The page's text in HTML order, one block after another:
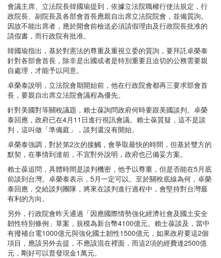
會議主席、立法院長韓國瑜提到，依據立法院職權行使法規定，行
政院長、副院長及各部會首長應親自出席立法院院會，並備質詢。
因故不能出席者，應於開會前檢送必須請假理由及行政院長批准的
請假書，而行政院有批准。
韓國瑜指出，基於對憲法的尊重及重視立委的質詢，要拜託卓榮泰
針對各部會首長，除非是出國或者是特別重要且迫切的公務需要親
自處理，才能予以同意。
卓榮泰說明，立法院會期開始前，他在行政院會都再三要求部會首
長，要親自出席立法院會議程為優先。
針對美國對等關稅議題，賴士葆詢問政府何時要跟美國談判。卓榮
泰回應，政府已在4月11日進行視訊會議。賴士葆質疑，這不是談
判，這叫做「準備庭」，談判還沒有開始。
卓榮泰強調，對於第2次的接觸，會爭取最快的時間，但基於雙方的
默契，在事情到達前，不宜對外說明，政府也已備妥方案。
賴士葆追問，具體時間是談判機密，他予以尊重，但是否能在5月底
前談到台灣。卓榮泰表示，5月一定可以。至於關稅底線為何，卓榮
泰回應，交給談判團隊，將來在談判進行過程中，會堅持對台灣最
有利的方向。
另外，行政院會昨天通過「因應國際情勢強化經濟社會及國土安全
韌性特別條例」草案，規模為新台幣4100億元。賴士葆談及，當中
有撥補台電1000億元與強化國土韌性1500億元，如果政府要這2個
項目，應該另外去提，不應該混在裡面，而這2項的經費達2500億
元，剛好可以普發現金1萬元。